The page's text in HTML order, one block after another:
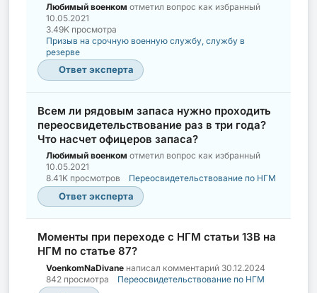
Любимый военком отметил вопрос как избранный
10.05.2021
3.49K просмотра
Призыв на срочную военную службу, службу в
резерве
Ответ эксперта
Всем ли рядовым запаса нужно проходить
переосвидетельствование раз в три года?
Что насчет офицеров запаса?
Любимый военком отметил вопрос как избранный
10.05.2021
8.41K просмотров
Переосвидетельствование по НГМ
Ответ эксперта
Моменты при переходе с НГМ статьи 13В на
НГМ по статье 87?
VoenkomNaDivane написал комментарий 30.12.2024
842 просмотра
Переосвидетельствование по НГМ